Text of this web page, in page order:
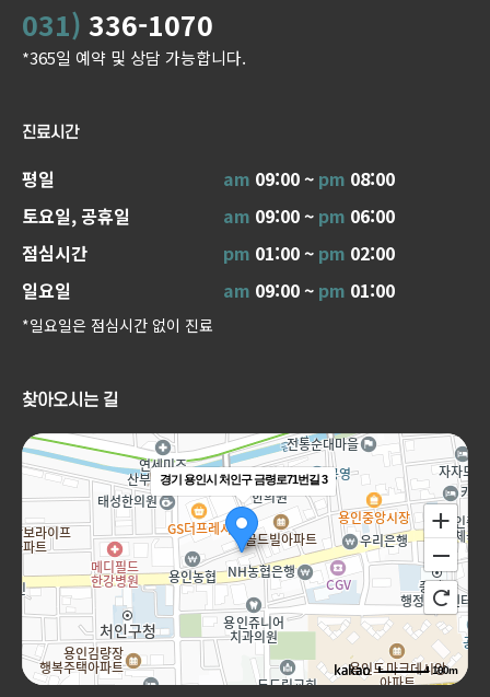
031) 336-1070
*365일 예약 및 상담 가능합니다.
진료시간
평일 am 09:00 ~ pm 08:00
토요일, 공휴일
am 09:00 ~ pm 06:00
점심시간
pm 01:00 ~ pm 02:00
일요일
am 09:00 ~ pm 01:00
*일요일은 점심시간 없이 진료
찾아오시는 길
경기 용인시 처인구 금령로71번길 3
100m